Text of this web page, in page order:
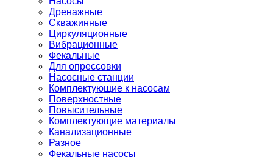
Дренажные
Скважинные
Циркуляционные
Вибрационные
Фекальные
Для опрессовки
Насосные станции
Комплектующие к насосам
Поверхностные
Повысительные
Комплектующие материалы
Канализационные
Разное
Фекальные насосы